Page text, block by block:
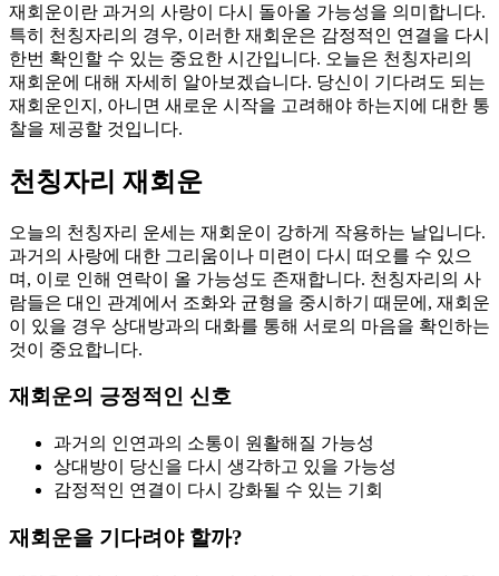
재회운이란 과거의 사랑이 다시 돌아올 가능성을 의미합니다.
특히 천칭자리의 경우, 이러한 재회운은 감정적인 연결을 다시
한번 확인할 수 있는 중요한 시간입니다. 오늘은 천칭자리의
재회운에 대해 자세히 알아보겠습니다. 당신이 기다려도 되는
재회운인지, 아니면 새로운 시작을 고려해야 하는지에 대한 통
찰을 제공할 것입니다.
천칭자리 재회운
오늘의 천칭자리 운세는 재회운이 강하게 작용하는 날입니다.
과거의 사랑에 대한 그리움이나 미련이 다시 떠오를 수 있으
며, 이로 인해 연락이 올 가능성도 존재합니다. 천칭자리의 사
람들은 대인 관계에서 조화와 균형을 중시하기 때문에, 재회운
이 있을 경우 상대방과의 대화를 통해 서로의 마음을 확인하는
것이 중요합니다.
재회운의 긍정적인 신호
과거의 인연과의 소통이 원활해질 가능성
상대방이 당신을 다시 생각하고 있을 가능성
감정적인 연결이 다시 강화될 수 있는 기회
재회운을 기다려야 할까?